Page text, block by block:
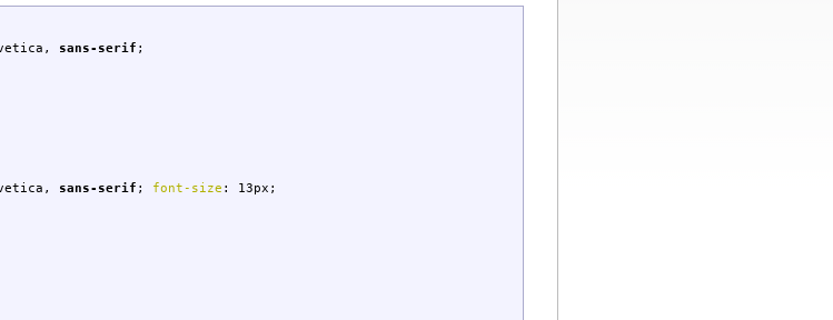
, sans-serif ;
, sans-serif ; font-size : 13px ;